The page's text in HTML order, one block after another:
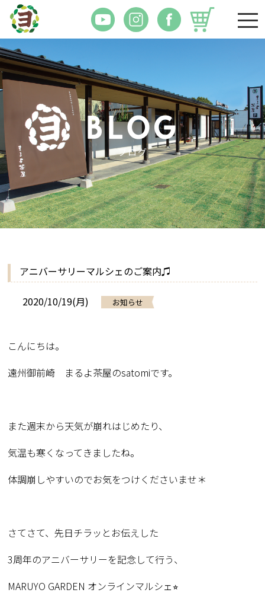
アニバーサリーマルシェのご案内♫
2020/10/19(月) お知らせ
こんにちは。
遠州御前崎 まるよ茶屋のsatomiです。
また週末から天気が崩れはじめたり、
気温も寒くなってきましたね。
体調崩しやすいのでお気をつけくださいませ＊
さてさて、先日チラッとお伝えした
3周年のアニバーサリーを記念して行う、
MARUYO GARDEN オンラインマルシェ⭐︎